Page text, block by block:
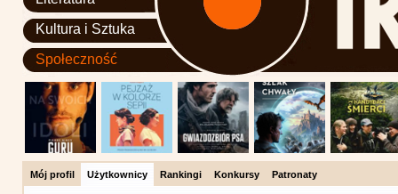
Kultura i Sztuka
Społeczność
Mój profil Użytkownicy Rankingi Konkursy Patronaty